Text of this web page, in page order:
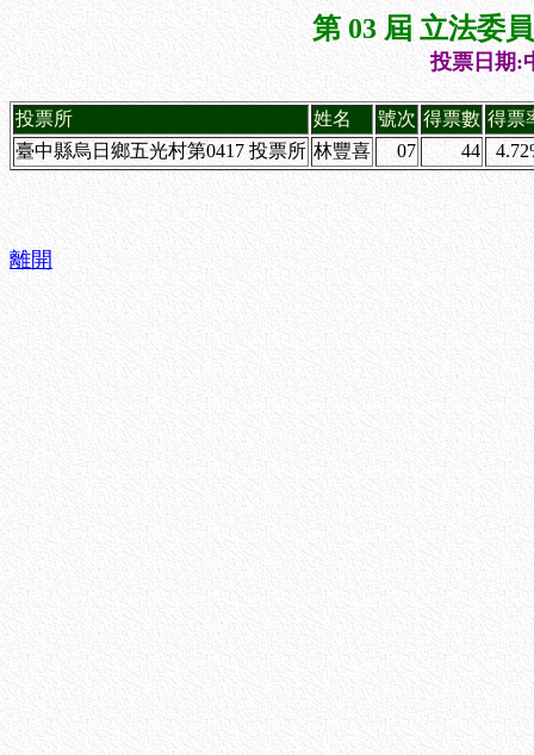
第 03 屆 立法委
投票日期:
投票所 姓名 號次 得票數 得票
臺中縣烏日鄉五光村第0417 投票所 林豐喜 07 44
離開